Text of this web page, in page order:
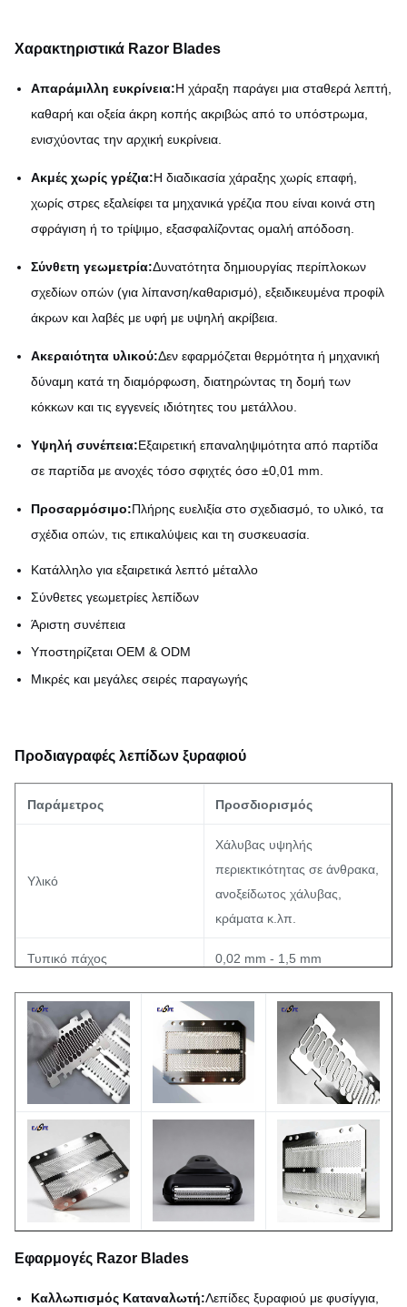
Χαρακτηριστικά Razor Blades
Απαράμιλλη ευκρίνεια:Η χάραξη παράγει μια σταθερά λεπτή,
καθαρή και οξεία άκρη κοπής ακριβώς από το υπόστρωμα,
ενισχύοντας την αρχική ευκρίνεια.
Ακμές χωρίς γρέζια:Η διαδικασία χάραξης χωρίς επαφή,
χωρίς στρες εξαλείφει τα μηχανικά γρέζια που είναι κοινά στη
σφράγιση ή το τρίψιμο, εξασφαλίζοντας ομαλή απόδοση.
Σύνθετη γεωμετρία:Δυνατότητα δημιουργίας περίπλοκων
σχεδίων οπών (για λίπανση/καθαρισμό), εξειδικευμένα προφίλ
άκρων και λαβές με υφή με υψηλή ακρίβεια.
Ακεραιότητα υλικού:Δεν εφαρμόζεται θερμότητα ή μηχανική
δύναμη κατά τη διαμόρφωση, διατηρώντας τη δομή των
κόκκων και τις εγγενείς ιδιότητες του μετάλλου.
Υψηλή συνέπεια:Εξαιρετική επαναληψιμότητα από παρτίδα
σε παρτίδα με ανοχές τόσο σφιχτές όσο ±0,01 mm.
Προσαρμόσιμο:Πλήρης ευελιξία στο σχεδιασμό, το υλικό, τα
σχέδια οπών, τις επικαλύψεις και τη συσκευασία.
Κατάλληλο για εξαιρετικά λεπτό μέταλλο
Σύνθετες γεωμετρίες λεπίδων
Άριστη συνέπεια
Υποστηρίζεται OEM & ODM
Μικρές και μεγάλες σειρές παραγωγής
Προδιαγραφές λεπίδων ξυραφιού
Παράμετρος Προσδιορισμός
Υλικό
Χάλυβας υψηλής
περιεκτικότητας σε άνθρακα,
ανοξείδωτος χάλυβας,
κράματα κ.λπ.
Τυπικό πάχος 0,02 mm - 1,5 mm
Ανοχή ±0,01 χλστ
Ευκρίνεια άκρων (Ra)
< 0,2 μm επιτεύξιμα
(εξαρτάται από την
επεξεργασία)
Φινίρισμα Επιφανείας
Φωτεινό, ματ ή σύμφωνα με
την απαίτηση
Εφαρμογές Razor Blades
Καλλωπισμός Καταναλωτή:Λεπίδες ξυραφιού με φυσίγγια,